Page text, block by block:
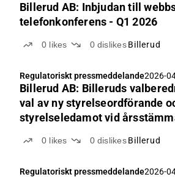
Billerud AB: Inbjudan till
telefonkonferens - Q1 2026
0 likes 0 dislikes Billerud
Regulatoriskt pressmeddelande2026-
Billerud AB: Billeruds
val av ny styrelseordförande
styrelseledamot vid
0 likes 0 dislikes Billerud
Regulatoriskt pressmeddelande2026-